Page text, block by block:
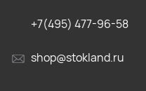
+7(495) 477-96-58
shop@stokland.ru